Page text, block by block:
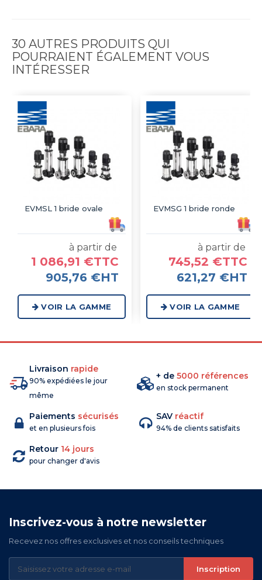
30 AUTRES PRODUITS QUI
POURRAIENT ÉGALEMENT VOUS
INTÉRESSER
EVMSL 1 bride ovale
à partir de
1 086,91 €TTC
905,76 €HT
VOIR LA GAMME
EVMSG 1 bride ronde
à partir de
745,52 €TTC
621,27 €HT
VOIR LA GAMME
Livraison rapide
90% expédiées le jour
même
+ de 5000 références
en stock permanent
Paiements sécurisés
et en plusieurs fois
SAV réactif
94% de clients satisfaits
Retour 14 jours
pour changer d'avis
Inscrivez-vous à notre newsletter
Recevez nos offres exclusives et nos conseils techniques
Inscription